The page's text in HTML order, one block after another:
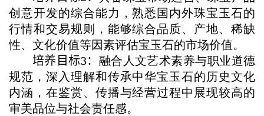
创意开发的综合能力，熟悉国内外珠宝玉石的
行情和交易规则，能够综合品质、产地、稀缺
性、文化价值等因素评估宝玉石的市场价值。
培养目标3： 融合人文艺术素养与职业道德
规范，深入理解和传承中华宝玉石的历史文化
内涵，在鉴赏、传播与经营过程中展现较高的
审美品位与社会责任感。